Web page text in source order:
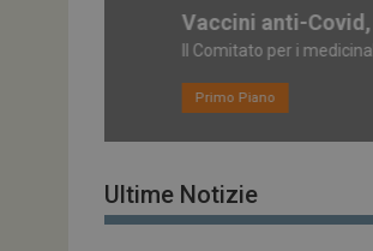
Vaccini anti-Covid, il
Il Comitato per i medicinali per
Primo Piano
Ultime Notizie